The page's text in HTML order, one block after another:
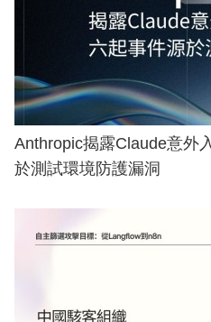
Anthropic揭露Claude意外
於測試環境防護漏洞